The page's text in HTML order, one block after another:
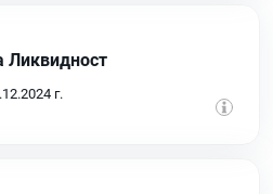
Ликвидност
г.